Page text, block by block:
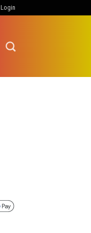
Login